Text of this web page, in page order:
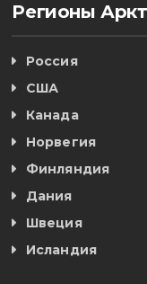
Регионы
Россия
США
Канада
Норвегия
Финляндия
Дания
Швеция
Исландия